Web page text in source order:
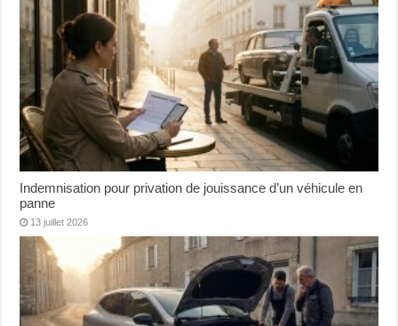
Indemnisation pour privation de jouissance d’un véhicule en
panne
13 juillet 2026